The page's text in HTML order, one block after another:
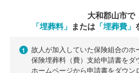
大和郡山市で
「埋葬料」 または 「埋葬費」
1
故人が加入していた保険組合のホ
保険埋葬料（費）支給申請書をダ
ホームページから申請書をダウン